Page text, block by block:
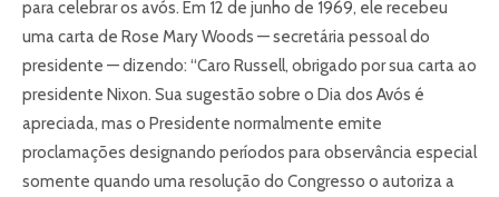
para celebrar os avós. Em 12 de junho de 1969, ele recebeu
uma carta de Rose Mary Woods — secretária pessoal do
presidente — dizendo: “Caro Russell, obrigado por sua carta ao
presidente Nixon. Sua sugestão sobre o Dia dos Avós é
apreciada, mas o Presidente normalmente emite
proclamações designando períodos para observância especial
somente quando uma resolução do Congresso o autoriza a